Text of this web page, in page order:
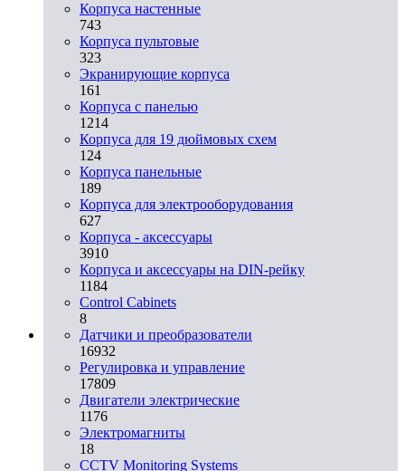
Корпуса настенные
743
Корпуса пультовые
323
Экранирующие корпуса
161
Корпуса с панелью
1214
Корпуса для 19 дюймовых схем
124
Корпуса панельные
189
Корпуса для электрооборудования
627
Корпуса - аксессуары
3910
Корпуса и аксессуары на DIN-рейку
1184
Control Cabinets
8
Датчики и преобразователи
16932
Регулировка и управление
17809
Двигатели электрические
1176
Электромагниты
18
CCTV Monitoring Systems